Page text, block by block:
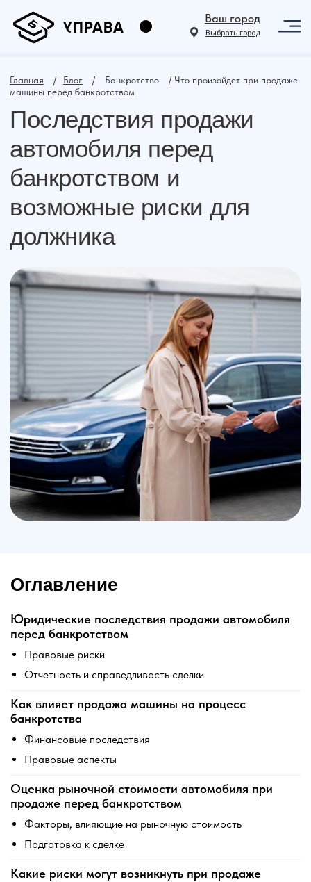
Выбрать город
Последствия продажи
банкротством и
возможные риски для
должника
Оглавление
Юридические последствия продажи автомобиля
перед банкротством
Правовые риски
Отчетность и справедливость сделки
Как влияет продажа машины на процесс
банкротства
Финансовые последствия
Правовые аспекты
Оценка рыночной стоимости автомобиля при
продаже перед банкротством
Факторы, влияющие на рыночную стоимость
Подготовка к сделке
Какие риски могут возникнуть при продаже